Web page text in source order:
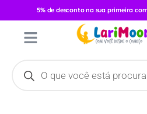
5% de desconto na sua primeira
/Feminino/
Curta Paraiso Femi Bordado Flor/